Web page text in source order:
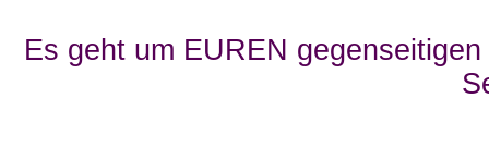
Es geht um EUREN